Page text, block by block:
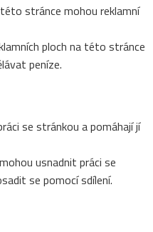
stránce mohou reklamní
ploch na této stránce
peníze.
se stránkou a pomáhají jí
usnadnit práci se
se pomocí sdílení.